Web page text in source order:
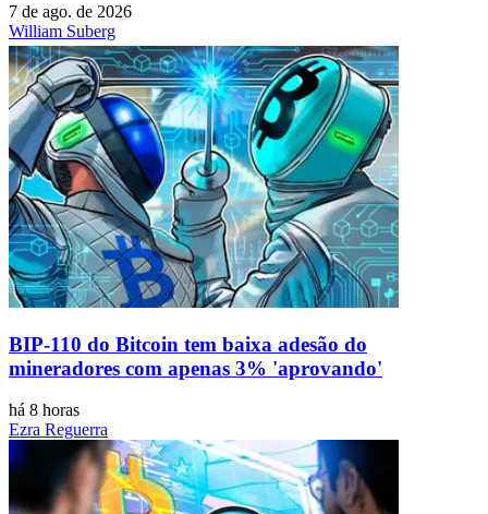
7 de ago. de 2026
William Suberg
BIP-110 do Bitcoin tem baixa adesão do
mineradores com apenas 3% 'aprovando'
há 8 horas
Ezra Reguerra